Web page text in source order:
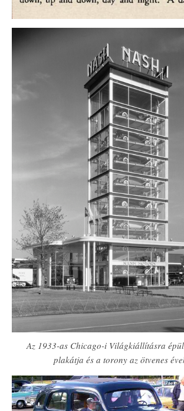
Az 1933-as Chicago-i Világkiállításra
plakátja és a torony az ötvenes